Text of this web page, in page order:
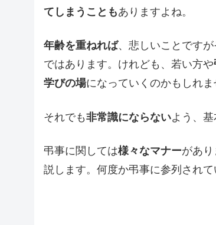
てしまうこともありますよね。
年齢を重ねれば、悲しいことですが
ではあります。けれども、若い方や
学びの場になっていくのかもしれま
それでも非常識にならないよう、基
弔事に関しては様々なマナーがあ
説します。何度か弔事に参列されて